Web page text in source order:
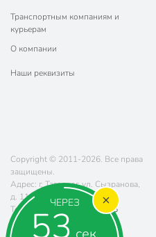
ЧЕРЕЗ
52
Транспортным компаниям и
курьерам
О компании
Наши реквизиты
Copyright © 2011-2026. Все права
защищены.
Адрес: г. Таганрог, ул. Сызранова,
д. 11
Телефон:
8 (800) 770-77-06
Почта:sales@poryadok.ru